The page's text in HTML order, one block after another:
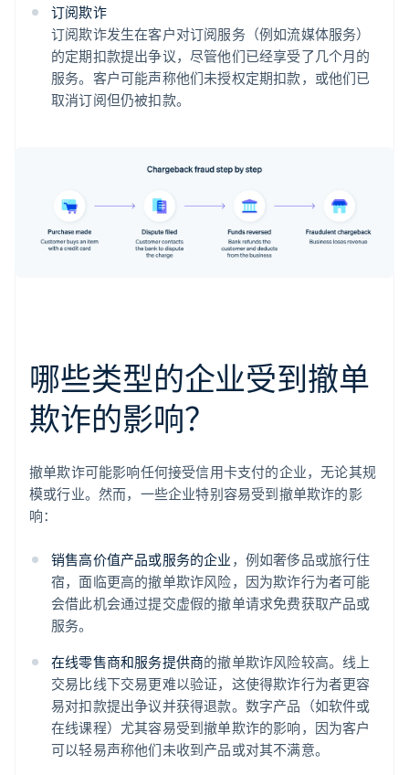
订阅欺诈
订阅欺诈发生在客户对订阅服务（例如流媒体服务）
的定期扣款提出争议，尽管他们已经享受了几个月的
服务。客户可能声称他们未授权定期扣款，或他们已
取消订阅但仍被扣款。
哪些类型的企业受到撤单
欺诈的影响？
撤单欺诈可能影响任何接受信用卡支付的企业，无论其规
模或行业。然而，一些企业特别容易受到撤单欺诈的影
响：
销售高价值产品或服务的企业 ，例如奢侈品或旅行住
宿，面临更高的撤单欺诈风险，因为欺诈行为者可能
会借此机会通过提交虚假的撤单请求免费获取产品或
服务。
在线零售商和服务提供商的撤单欺诈风险较高。线上
交易比线下交易更难以验证，这使得欺诈行为者更容
易对扣款提出争议并获得退款。数字产品（如软件或
在线课程）尤其容易受到撤单欺诈的影响，因为客户
可以轻易声称他们未收到产品或对其不满意。